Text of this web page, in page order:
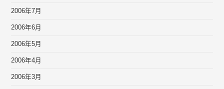
2006年7月
2006年6月
2006年5月
2006年4月
2006年3月